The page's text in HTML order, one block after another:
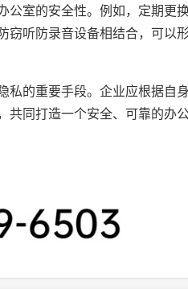
公室的安全性。例如，定期更
窃听防录音设备相结合，可以
私的重要手段。企业应根据自
共同打造一个安全、可靠的办